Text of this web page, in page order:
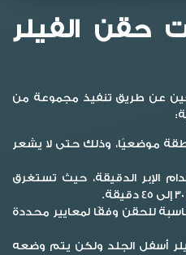
حقن الفيلر
عن طريق تنفيذ مجموعة من
موضعيًا، وذلك حتى لا يشعر
الإبر الدقيقة، حيث تستغرق
للحقن وفقًا لمعايير محددة
أسفل الجلد ولكن يتم وضعه